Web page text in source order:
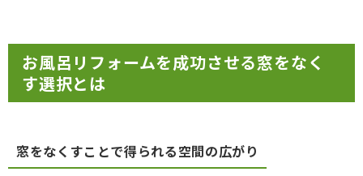
お風呂リフォームを成功させる窓をなく
す選択とは
窓をなくすことで得られる空間の広がり